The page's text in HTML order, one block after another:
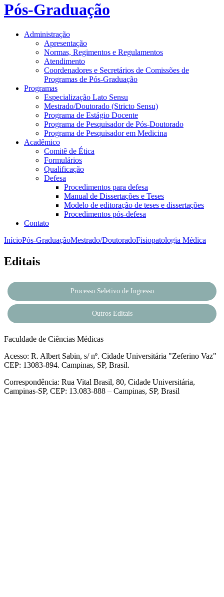
Pós-Graduação
Administração
Apresentação
Normas, Regimentos e Regulamentos
Atendimento
Coordenadores e Secretários de Comissões de
Programas de Pós-Graduação
Programas
Especialização Lato Sensu
Mestrado/Doutorado (Stricto Sensu)
Programa de Estágio Docente
Programa de Pesquisador de Pós-Doutorado
Programa de Pesquisador em Medicina
Acadêmico
Comitê de Ética
Formulários
Qualificação
Defesa
Procedimentos para defesa
Manual de Dissertações e Teses
Modelo de editoração de teses e dissertações
Procedimentos pós-defesa
Contato
InícioPós-GraduaçãoMestrado/DoutoradoFisiopatologia Médica
Editais
Processo Seletivo de Ingresso
Outros Editais
Faculdade de Ciências Médicas
Acesso: R. Albert Sabin, s/ nº. Cidade Universitária "Zeferino Vaz"
CEP: 13083-894. Campinas, SP, Brasil.
Correspondência: Rua Vital Brasil, 80, Cidade Universitária,
Campinas-SP, CEP: 13.083-888 – Campinas, SP, Brasil